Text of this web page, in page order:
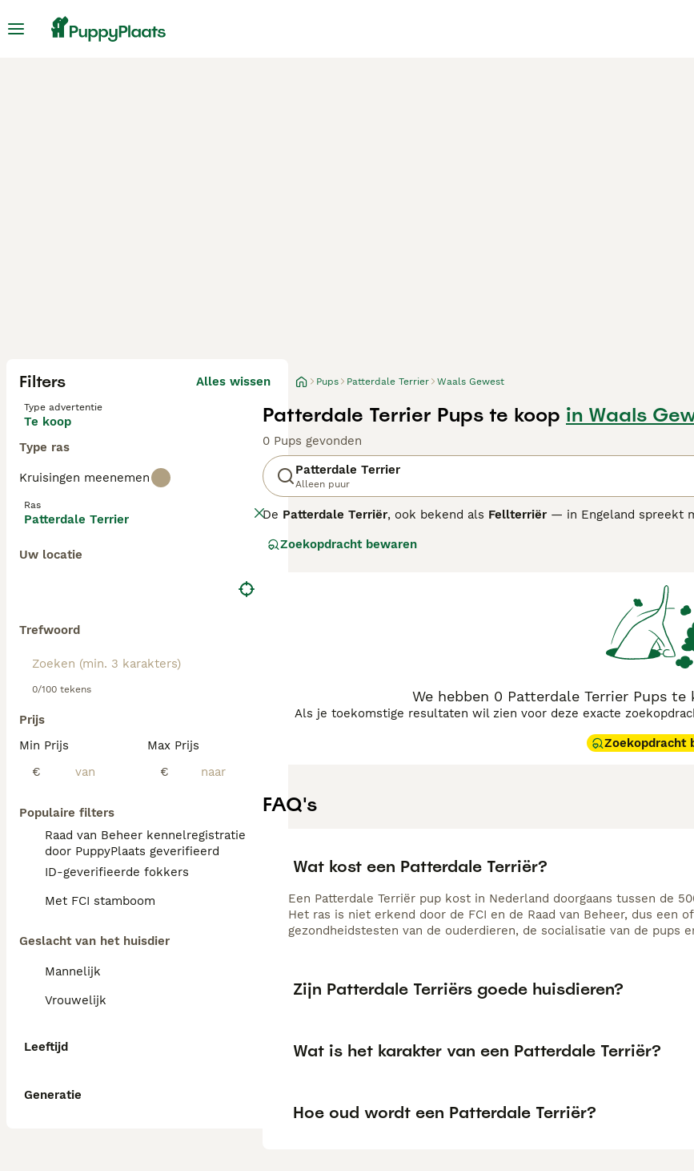
Filters Alles wissen
Type advertentie
Te koop
Type ras
Kruisingen meenemen
Ras
Patterdale Terrier
Uw locatie
Trefwoord
0/100 tekens
Prijs
Min Prijs
€
Max Prijs
€
Populaire filters
Raad van Beheer kennelregistratie
door PuppyPlaats geverifieerd
ID-geverifieerde fokkers
Met FCI stamboom
Geslacht van het huisdier
Mannelijk
Vrouwelijk
Leeftijd
Generatie
Pups Patterdale Terrier Waals Gewest
Patterdale Terrier Pups te koop in Waals
0 Pups gevonden
Patterdale Terrier
Alleen puur
De Patterdale Terriër, ook bekend als Fellterriër — in Engeland spreekt
vossen kon beschermen, en de huidige lijnen werden in de jaren zestig
Een Patterdale is klein maar opvallend gespierd, met een schofthoogte
gladde of ruwharige vacht vraagt nauwelijks verzorging. Het is een
los laten lopen blijft riskant en aangelijnd wandelen wordt aangeraden.
ruim beweging — een lange wandeling plus intensieve speelsessies —
sportief, ervaren gezin en wordt gemiddeld zo'n 12 tot 14 jaar oud.
Zoekopdracht bewaren
We hebben 0 Patterdale Terrier Pups te
Als je toekomstige resultaten wil zien voor deze exacte
Zoekopdracht
FAQ's
Wat kost een Patterdale Terriër?
Een Patterdale Terriër pup kost in Nederland doorgaans tussen de
Het ras is niet erkend door de FCI en de Raad van Beheer, dus een
gezondheidstesten van de ouderdieren, de socialisatie van de pups
Zijn Patterdale Terriërs goede huisdieren?
Wat is het karakter van een Patterdale Terriër?
Hoe oud wordt een Patterdale Terriër?